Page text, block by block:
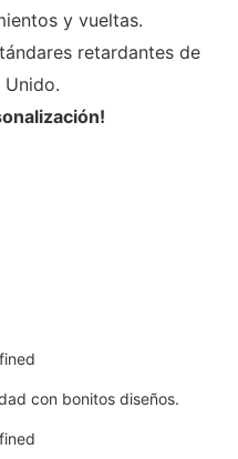
y vueltas.
retardantes de
Unido.
con bonitos diseños.